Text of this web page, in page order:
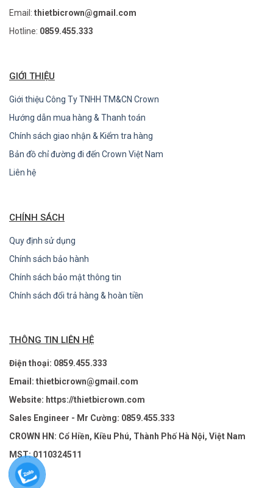
Email: thietbicrown@gmail.com
Hotline: 0859.455.333
GIỚI THIỆU
Giới thiệu Công Ty TNHH TM&CN Crown
Hướng dẫn mua hàng & Thanh toán
Chính sách giao nhận & Kiểm tra hàng
Bản đồ chỉ đường đi đến Crown Việt Nam
Liên hệ
CHÍNH SÁCH
Quy định sử dụng
Chính sách bảo hành
Chính sách bảo mật thông tin
Chính sách đổi trả hàng & hoàn tiền
THÔNG TIN LIÊN HỆ
Điện thoại: 0859.455.333
Email: thietbicrown@gmail.com
Website: https://thietbicrown.com
Sales Engineer - Mr Cường: 0859.455.333
CROWN HN: Cổ Hiền, Kiều Phú, Thành Phố Hà Nội, Việt Nam
MST: 0110324511